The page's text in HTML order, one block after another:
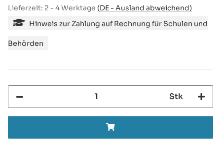
Lieferzeit: 2 - 4 Werktage (DE - Ausland abweichend)
Hinweis zur Zahlung auf Rechnung für Schulen und
Behörden
Stk